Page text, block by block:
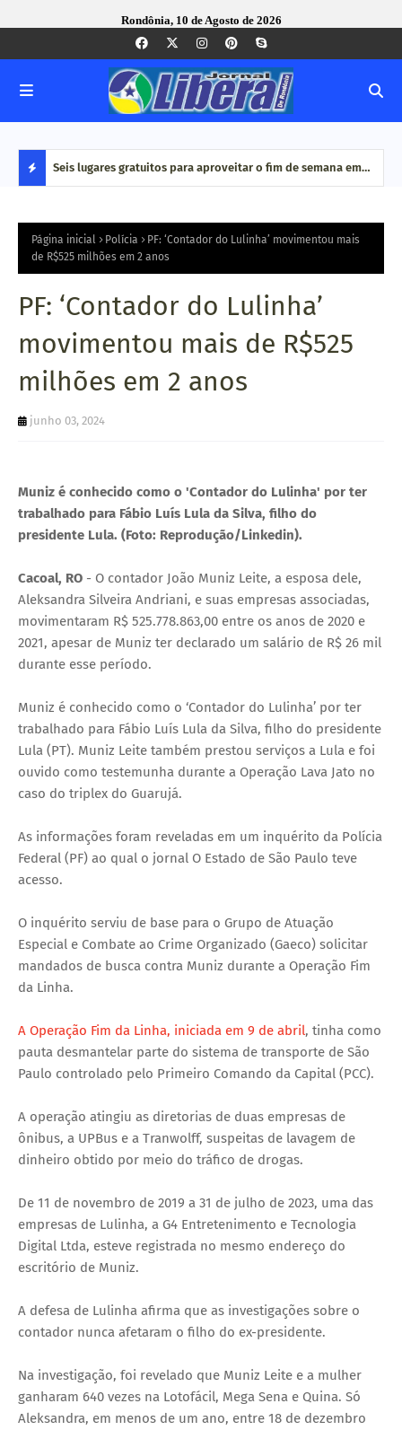
Rondônia, 10 de Agosto de 2026
S
T
Q
U
Seis lugares gratuitos para aproveitar o fim de semana em
Página inicial Polícia
PF: ‘Contador do Lulinha’ movimentou mais
de R$525 milhões em 2 anos
PF: ‘Contador do Lulinha’
movimentou mais de R$525
milhões em 2 anos
junho 03, 2024
Muniz é conhecido como o 'Contador do Lulinha' por ter
trabalhado para Fábio Luís Lula da Silva, filho do
presidente Lula. (Foto: Reprodução/Linkedin).
Cacoal, RO - O contador João Muniz Leite, a esposa dele,
Aleksandra Silveira Andriani, e suas empresas associadas,
movimentaram R$ 525.778.863,00 entre os anos de 2020 e
2021, apesar de Muniz ter declarado um salário de R$ 26 mil
durante esse período.
Muniz é conhecido como o ‘Contador do Lulinha’ por ter
trabalhado para Fábio Luís Lula da Silva, filho do presidente
Lula (PT). Muniz Leite também prestou serviços a Lula e foi
ouvido como testemunha durante a Operação Lava Jato no
caso do triplex do Guarujá.
As informações foram reveladas em um inquérito da Polícia
Federal (PF) ao qual o jornal O Estado de São Paulo teve
acesso.
O inquérito serviu de base para o Grupo de Atuação
Especial e Combate ao Crime Organizado (Gaeco) solicitar
mandados de busca contra Muniz durante a Operação Fim
da Linha.
A Operação Fim da Linha, iniciada em 9 de abril, tinha como
pauta desmantelar parte do sistema de transporte de São
Paulo controlado pelo Primeiro Comando da Capital (PCC).
A operação atingiu as diretorias de duas empresas de
ônibus, a UPBus e a Tranwolff, suspeitas de lavagem de
dinheiro obtido por meio do tráfico de drogas.
De 11 de novembro de 2019 a 31 de julho de 2023, uma das
empresas de Lulinha, a G4 Entretenimento e Tecnologia
Digital Ltda, esteve registrada no mesmo endereço do
escritório de Muniz.
A defesa de Lulinha afirma que as investigações sobre o
contador nunca afetaram o filho do ex-presidente.
Na investigação, foi revelado que Muniz Leite e a mulher
ganharam 640 vezes na Lotofácil, Mega Sena e Quina. Só
Aleksandra, em menos de um ano, entre 18 de dezembro